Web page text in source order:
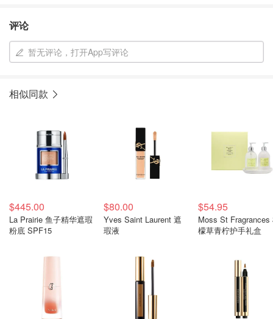
评论
暂无评论，打开App写评论
相似同款
$445.00
La Prairie 鱼子精华遮瑕
粉底 SPF15
$80.00
Yves Saint Laurent 遮
瑕液
$54.95
Moss St Fragrances
檬草青柠护手礼盒